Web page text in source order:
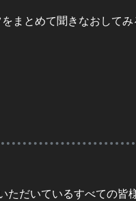
まとめて聞きなおして
ただいているすべての皆